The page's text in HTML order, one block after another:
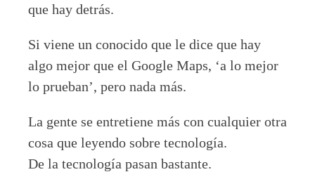
que hay detrás.
Si viene un conocido que le dice que hay
algo mejor que el Google Maps, ‘a lo mejor
lo prueban’, pero nada más.
La gente se entretiene más con cualquier otra
cosa que leyendo sobre tecnología.
De la tecnología pasan bastante.